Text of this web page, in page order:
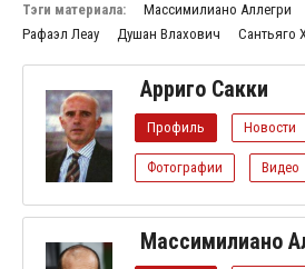
Тэги материала: Массимилиано Аллегри
Рафаэл Леау
Душан Влахович Сантьяго
Арриго Сакки
Профиль Новости
Фотографии Видео
Массимилиано